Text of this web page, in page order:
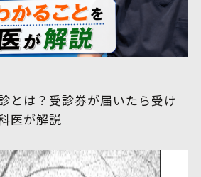
とは？受診券が届いたら受け
医が解説